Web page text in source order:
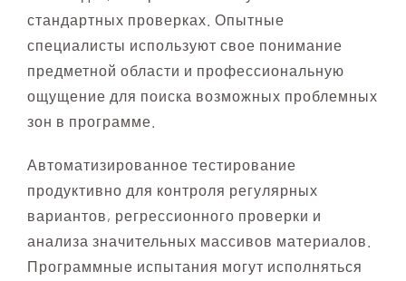
стандартных проверках. Опытные
специалисты используют свое понимание
предметной области и профессиональную
ощущение для поиска возможных проблемных
зон в программе.
Автоматизированное тестирование
продуктивно для контроля регулярных
вариантов, регрессионного проверки и
анализа значительных массивов материалов.
Программные испытания могут исполняться